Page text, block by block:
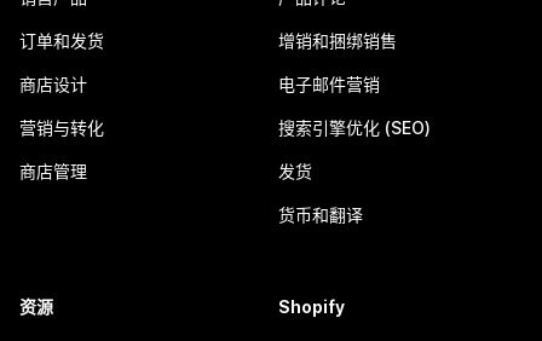
订单和发货
商店设计
营销与转化
商店管理
增销和捆绑销售
电子邮件营销
搜索引擎优化 (SEO)
发货
货币和翻译
资源 Shopify